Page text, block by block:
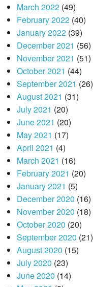
March 2022(49)
February 2022(40)
January 2022(39)
December 2021 (56)
November 2021 (51)
October 2021 (44)
September 2021 (26)
August 2021 (31)
July 2021 (20)
June 2021 (20)
May 2021 (17)
April 2021 (4)
March 2021 (16)
February 2021 (20)
January 2021 (5)
December 2020 (16)
November 2020 (18)
October 2020 (20)
September 2020 (21)
August 2020 (15)
July 2020 (23)
June 2020 (14)